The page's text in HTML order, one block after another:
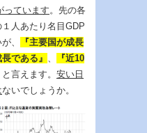
っています 。先の各
人あたり名目GDP
、
『主要国が成長
である』
『近10
言えます。 安い日
ないでしょうか。